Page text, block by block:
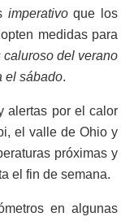
imperativoque los
medidas para
caluroso del verano
el sábado.
alertas por el calor
el valle de Ohio y
próximas y
el fin de semana.
en algunas